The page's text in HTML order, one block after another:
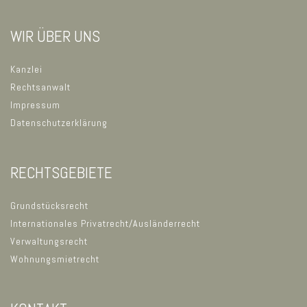
WIR ÜBER UNS
Kanzlei
Rechtsanwalt
Impressum
Datenschutzerklärung
RECHTSGEBIETE
Grundstücksrecht
Internationales Privatrecht/Ausländerrecht
Verwaltungsrecht
Wohnungsmietrecht